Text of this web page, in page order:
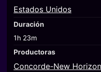
Estados Unidos
Duración
1h 23m
Productoras
Concorde-New